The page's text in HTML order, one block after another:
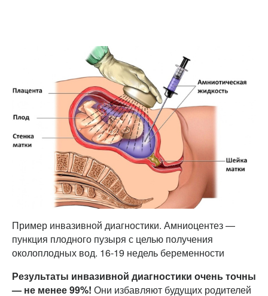
Пример инвазивной диагностики. Амниоцентез —
пункция плодного пузыря с целью получения
околоплодных вод. 16-19 недель беременности
Результаты инвазивной диагностики очень точны
— не менее 99%! Они избавляют будущих родителей